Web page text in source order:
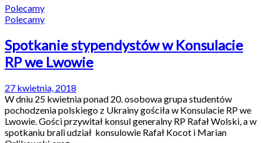
Polecamy
Polecamy
Spotkanie stypendystów w Konsulacie
RP we Lwowie
27 kwietnia, 2018
W dniu 25 kwietnia ponad 20. osobowa grupa studentów
pochodzenia polskiego z Ukrainy gościła w Konsulacie RP we
Lwowie. Gości przywitał konsul generalny RP Rafał Wolski, a w
spotkaniu brali udział konsulowie Rafał Kocot i Marian